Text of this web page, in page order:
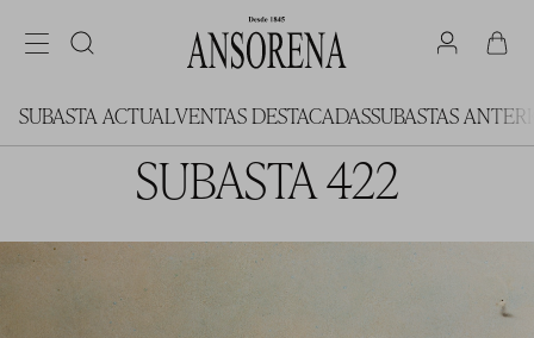
SUBASTA ACTUALVENTAS DESTACADASSUBASTAS
SUBASTA 422